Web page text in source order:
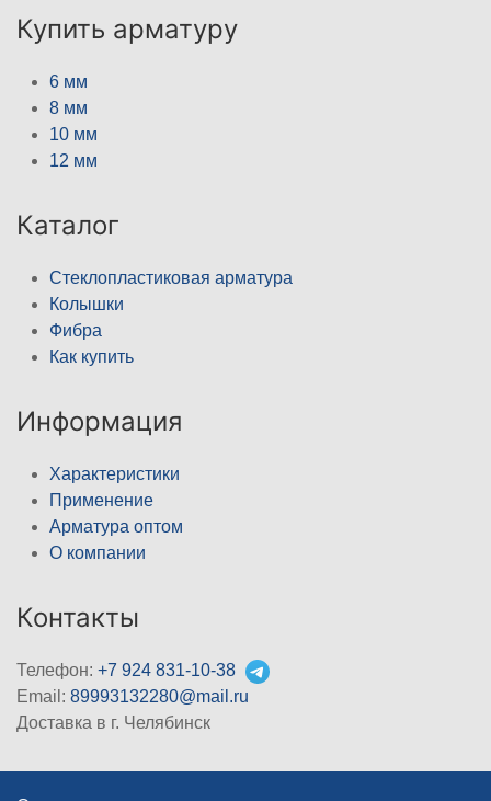
Купить арматуру
6 мм
8 мм
10 мм
12 мм
Каталог
Стеклопластиковая арматура
Колышки
Фибра
Как купить
Информация
Характеристики
Применение
Арматура оптом
О компании
Контакты
Телефон: +7 924 831-10-38
Email: 89993132280@mail.ru
Доставка в г. Челябинск